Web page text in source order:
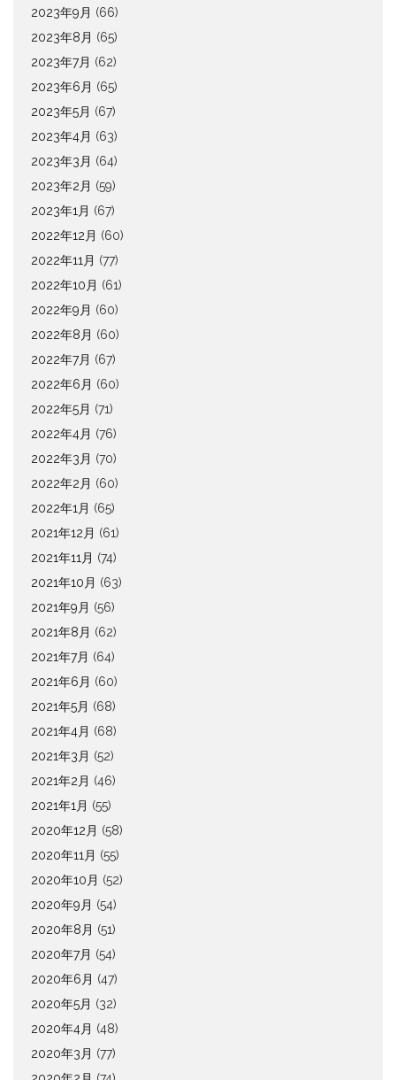
2023年9月 (66)
2023年8月 (65)
2023年7月 (62)
2023年6月 (65)
2023年5月 (67)
2023年4月 (63)
2023年3月 (64)
2023年2月 (59)
2023年1月 (67)
2022年12月 (60)
2022年11月 (77)
2022年10月 (61)
2022年9月 (60)
2022年8月 (60)
2022年7月 (67)
2022年6月 (60)
2022年5月 (71)
2022年4月 (76)
2022年3月 (70)
2022年2月 (60)
2022年1月 (65)
2021年12月 (61)
2021年11月 (74)
2021年10月 (63)
2021年9月 (56)
2021年8月 (62)
2021年7月 (64)
2021年6月 (60)
2021年5月 (68)
2021年4月 (68)
2021年3月 (52)
2021年2月 (46)
2021年1月 (55)
2020年12月 (58)
2020年11月 (55)
2020年10月 (52)
2020年9月 (54)
2020年8月 (51)
2020年7月 (54)
2020年6月 (47)
2020年5月 (32)
2020年4月 (48)
2020年3月 (77)